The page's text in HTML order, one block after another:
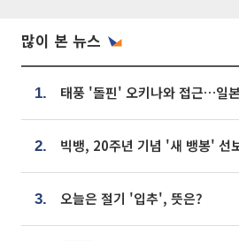
많이 본 뉴스
1.
2.
3. 오늘은 절기 '입추', 뜻은?